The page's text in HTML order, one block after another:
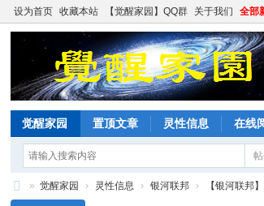
设为首页 收藏本站 【觉醒家园】QQ群 关于我们 全部
觉醒家园 置顶文章 灵性信息 在线
» 觉醒家园 › 灵性信息 › 银河联邦 › 【银河联邦